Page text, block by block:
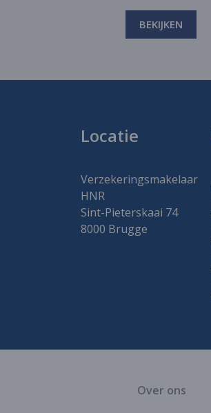
BEKIJKEN
Locatie
Verzekeringsmakelaar
HNR
Sint-Pieterskaai 74
8000 Brugge
Over ons